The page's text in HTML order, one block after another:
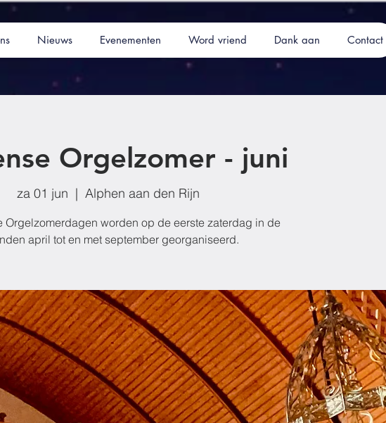
Nieuws Evenementen Word vriend Dank aan Contact
Orgelzomer - juni
za 01 jun
  |
Alphen aan den Rijn
Orgelzomerdagen worden op de eerste zaterdag in de
april tot en met september georganiseerd.